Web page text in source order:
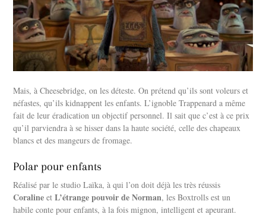
Mais, à Cheesebridge, on les déteste. On prétend qu’ils sont voleurs et
néfastes, qu’ils kidnappent les enfants. L’ignoble Trappenard a même
fait de leur éradication un objectif personnel. Il sait que c’est à ce prix
qu’il parviendra à se hisser dans la haute société, celle des chapeaux
blancs et des mangeurs de fromage.
Polar pour enfants
Réalisé par le studio Laïka, à qui l’on doit déjà les très réussis
Coraline etL’étrange pouvoir de Norman, les Boxtrolls est un
habile conte pour enfants, à la fois mignon, intelligent et apeurant.